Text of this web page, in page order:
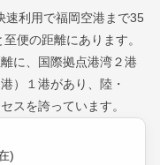
速利用で福岡空港まで35
便の距離にあります。
に、国際拠点港湾２港
）１港があり、陸・
スを誇っています。
)